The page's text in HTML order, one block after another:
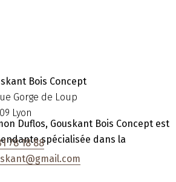
Bois Concept
Gorge de Loup
Lyon
78 18 88
Lyon
Duflos, Gouskant Bois Concept est
spécialisée dans la